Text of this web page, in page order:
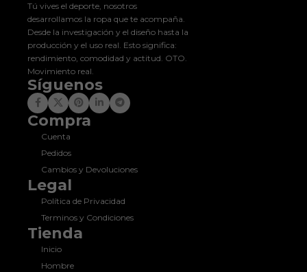
Tú vives el deporte, nosotros
desarrollamos la ropa que te acompaña.
Desde la investigación y el diseño hasta la
producción y el uso real. Esto significa:
rendimiento, comodidad y actitud. OTO.
Movimiento real.
Síguenos
Compra
Cuenta
Pedidos
Cambios y Devoluciones
Legal
Política de Privacidad
Terminos y Condiciones
Tienda
Inicio
Hombre